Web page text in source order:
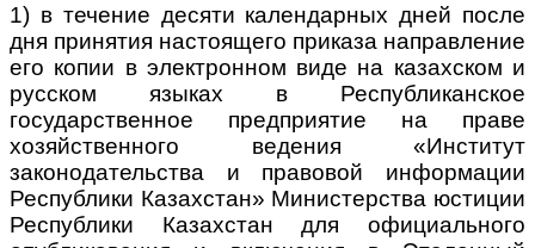
1) в течение десяти календарных дней после
дня принятия настоящего приказа направление
его копии в электронном виде на казахском и
русском языках в Республиканское
государственное предприятие на праве
хозяйственного ведения «Институт
законодательства и правовой информации
Республики Казахстан» Министерства юстиции
Республики Казахстан для официального